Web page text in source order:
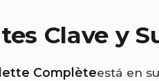
Clave y
Complèteestá en